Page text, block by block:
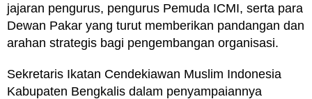
jajaran pengurus, pengurus Pemuda ICMI, serta para
Dewan Pakar yang turut memberikan pandangan dan
arahan strategis bagi pengembangan organisasi.
Sekretaris Ikatan Cendekiawan Muslim Indonesia
Kabupaten Bengkalis dalam penyampaiannya